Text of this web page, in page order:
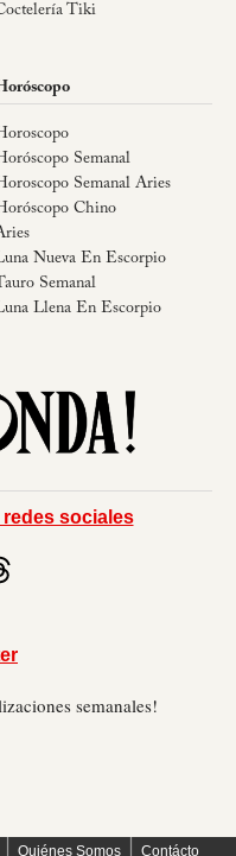
Tiki
Semanal
Semanal Aries
Chino
Nueva En Escorpio
Semanal
Llena En Escorpio
sociales
semanales!
Quiénes Somos Contácto